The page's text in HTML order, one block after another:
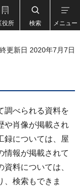
役所 検索 メニュー
更新日 2020年7月7日
調べられる資料を
や肖像が掲載され
録については、屋
情報が掲載されて
料については、
、検索もできま